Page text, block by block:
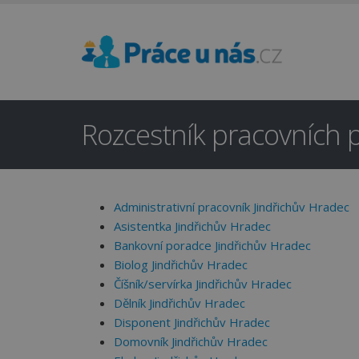
Rozcestník pracovních
Administrativní pracovník Jindřichův Hradec
Asistentka Jindřichův Hradec
Bankovní poradce Jindřichův Hradec
Biolog Jindřichův Hradec
Číšník/servírka Jindřichův Hradec
Dělník Jindřichův Hradec
Disponent Jindřichův Hradec
Domovník Jindřichův Hradec